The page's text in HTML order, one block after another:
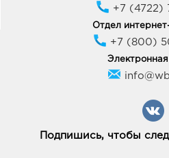
Воронеж Атмосфера:
394018, Воронежская
Фридриха Энгельса, д.
394033, Воронежская
График работы:10:00 -
+7 (4722)
Отдел
+7 (800)
Электронная
Подпишись, чтобы